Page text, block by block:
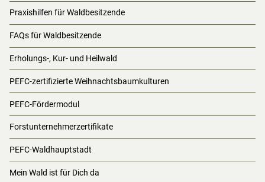
Praxishilfen für Waldbesitzende
FAQs für Waldbesitzende
Erholungs-, Kur- und Heilwald
PEFC-zertifizierte Weihnachtsbaumkulturen
PEFC-Fördermodul
Forstunternehmerzertifikate
PEFC-Waldhauptstadt
Mein Wald ist für Dich da